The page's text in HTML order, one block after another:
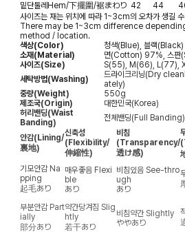
밑단둘레 Hem/下擺圍/裾まわり 42 44
사이즈는 재는 위치에 따라 1~3cm의 오차가 생길
There may be 1~3cm difference
method / location.
색상(Color)
청색(Blue), 블랙(Black)
소재(Material)
면(Cotton) 97%, 스판
사이즈(Size)
S(55), M(66), L(77),
세탁방법(Washing)
드라이크리닝(Dry
ately)
중량(Weight)
550g
제조국(Origin)
대한민국(Korea)
허리밴딩(Waist
Banding)
전체밴딩(Full Banding)
안감(Lining/
裏地)
신축성
(Flexibility/
伸縮性)
비침
(Transparency/
透け感)
기모안감 Na
pping
起毛あり
매우좋음 Flexi
ble
あり
비침있음 See-thro
ugh
あり
부분안감 Part
ially
部分あり
약간당겨짐 Slig
htly
若干あり
비침약간 Slightly
ややあり